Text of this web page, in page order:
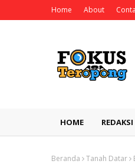
Home About
HOME REDAKSI
Beranda Tanah Datar